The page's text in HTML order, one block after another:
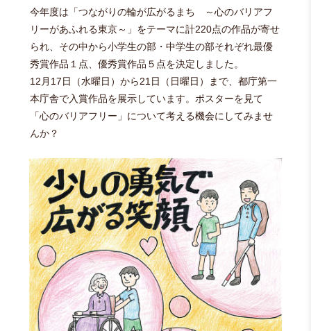
今年度は「つながりの輪が広がるまち ～心のバリアフ
リーがあふれる東京～」をテーマに計220点の作品が寄せ
られ、その中から小学生の部・中学生の部それぞれ最優
秀賞作品１点、優秀賞作品５点を決定しました。
12月17日（水曜日）から21日（日曜日）まで、都庁第一
本庁舎で入賞作品を展示しています。ポスターを見て
「心のバリアフリー」について考える機会にしてみませ
んか？